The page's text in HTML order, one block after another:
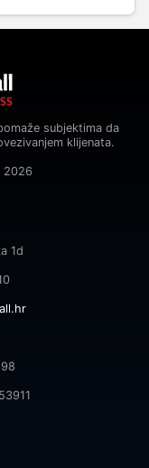
subjektima da
klijenata.
2026
1d